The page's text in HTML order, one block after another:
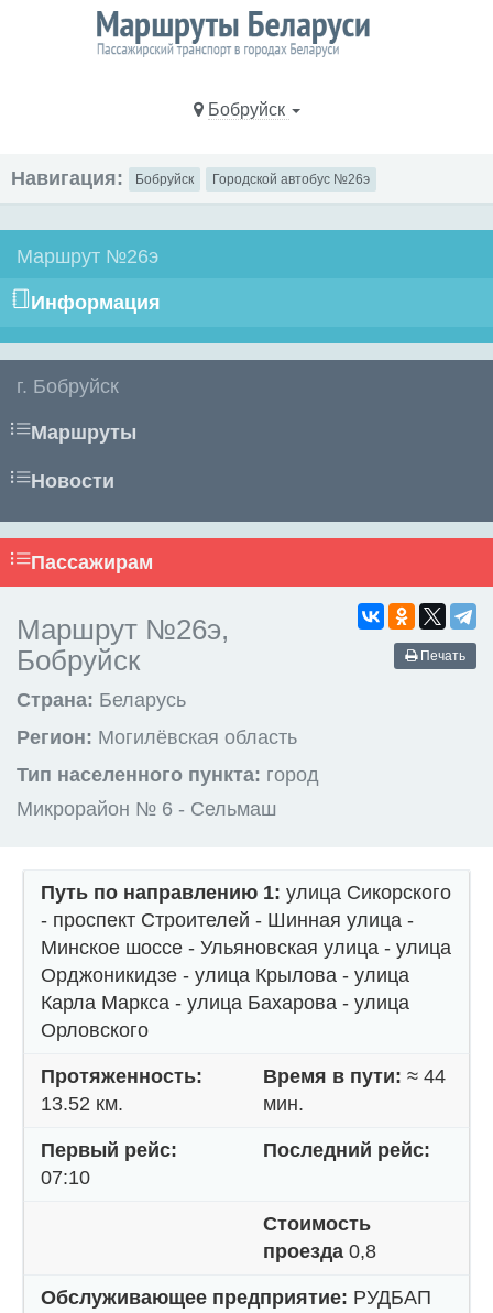
Бобруйск
Навигация: Бобруйск Городской автобус №26э
Маршрут №26э
Информация
г. Бобруйск
Маршруты
Новости
Пассажирам
Печать
Маршрут №26э,
Бобруйск
Страна: Беларусь
Регион: Могилёвская область
Тип населенного пункта: город
Микрорайон № 6 - Сельмаш
Путь по направлению 1: улица Сикорского
- проспект Строителей - Шинная улица -
Минское шоссе - Ульяновская улица - улица
Орджоникидзе - улица Крылова - улица
Карла Маркса - улица Бахарова - улица
Орловского
Протяженность:
13.52 км.
Время в пути: ≈ 44
мин.
Первый рейс:
07:10
Последний рейс:
Стоимость
проезда 0,8
Обслуживающее предприятие: РУДБАП